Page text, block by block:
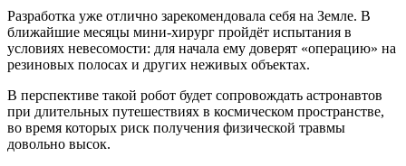
Разработка уже отлично зарекомендовала себя на Земле. В
ближайшие месяцы мини-хирург пройдёт испытания в
условиях невесомости: для начала ему доверят «операцию» на
резиновых полосах и других неживых объектах.
В перспективе такой робот будет сопровождать астронавтов
при длительных путешествиях в космическом пространстве,
во время которых риск получения физической травмы
довольно высок.